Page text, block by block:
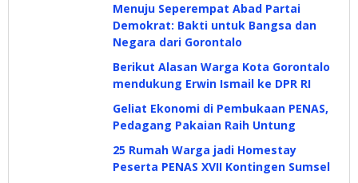
Menuju Seperempat Abad Partai
Demokrat: Bakti untuk Bangsa dan
Negara dari Gorontalo
Berikut Alasan Warga Kota Gorontalo
mendukung Erwin Ismail ke DPR RI
Geliat Ekonomi di Pembukaan PENAS,
Pedagang Pakaian Raih Untung
25 Rumah Warga jadi Homestay
Peserta PENAS XVII Kontingen Sumsel